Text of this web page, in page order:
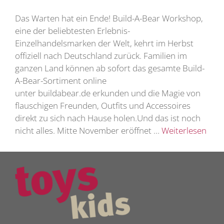
Das Warten hat ein Ende! Build-A-Bear Workshop,
eine der beliebtesten Erlebnis-
Einzelhandelsmarken der Welt, kehrt im Herbst
offiziell nach Deutschland zurück. Familien im
ganzen Land können ab sofort das gesamte Build-
A-Bear-Sortiment online
unter buildabear.de erkunden und die Magie von
flauschigen Freunden, Outfits und Accessoires
direkt zu sich nach Hause holen.Und das ist noch
nicht alles. Mitte November eröffnet … Weiterlesen